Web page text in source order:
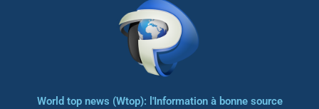
World top news (Wtop): l'Information à bonne source